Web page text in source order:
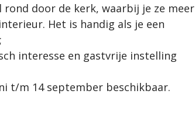
door de kerk, waarbij je ze meer
Het is handig als je een
interesse en gastvrije instelling
t/m 14 september beschikbaar.